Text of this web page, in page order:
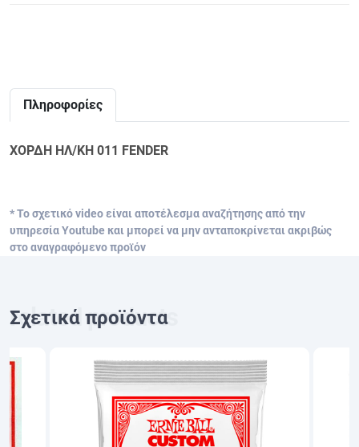
Πληροφορίες
ΧΟΡΔΗ ΗΛ/ΚΗ 011 FENDER
* Το σχετικό video είναι αποτέλεσμα αναζήτησης από την
υπηρεσία Youtube και μπορεί να μην ανταποκρίνεται ακριβώς
στο αναγραφόμενο προϊόν
Σχετικά προϊόντα